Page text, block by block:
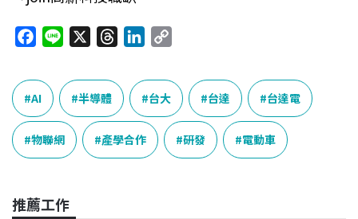
c
e
b
o
o
n
e
a
d
s
n
k
e
d
I
p
L
n
AI 半導體 台大 台達 台達電
物聯網 產學合作 研發 電動車
推薦工作